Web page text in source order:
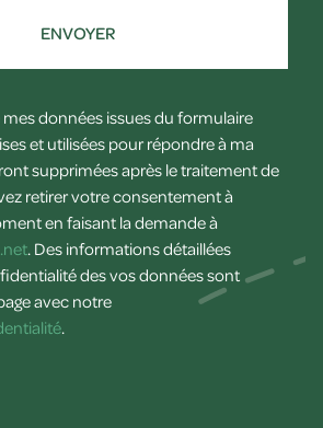
ENVOYER
données issues du formulaire
et utilisées pour répondre à ma
supprimées après le traitement de
retirer votre consentement à
en faisant la demande à
. Des informations détaillées
des vos données sont
avec notre
.